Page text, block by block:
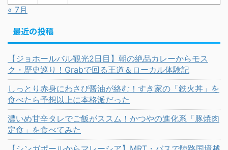
« 7月
最近の投稿
【ジョホールバル観光2日目】朝の絶品カレーからモス
ク・歴史巡り！Grabで回る王道＆ローカル体験記
しっとり赤身にわさび醤油が絡む！すき家の「鉄火丼」を
食べたら予想以上に本格派だった
濃いめ甘辛タレでご飯がススム！かつやの進化系「豚焼肉
定食」を食べてみた